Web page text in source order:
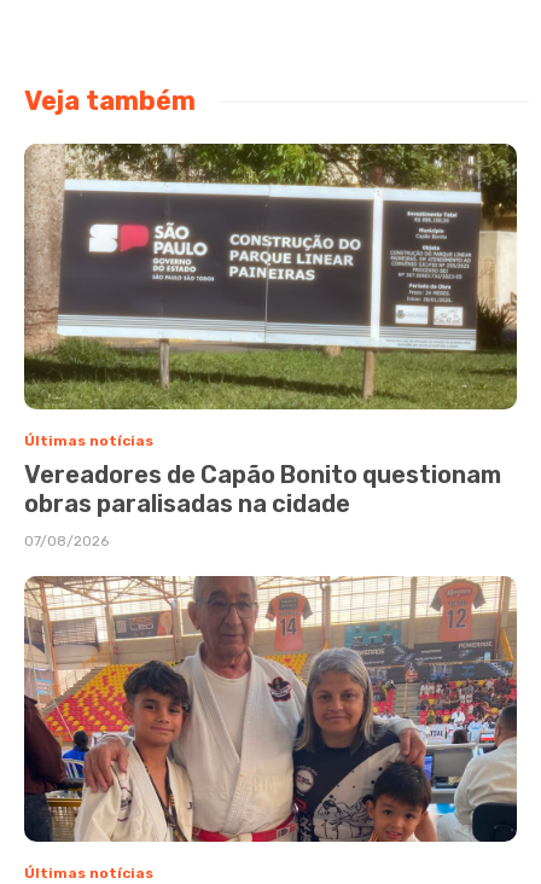
Veja também
Últimas notícias
Vereadores de Capão Bonito questionam
obras paralisadas na cidade
07/08/2026
Últimas notícias